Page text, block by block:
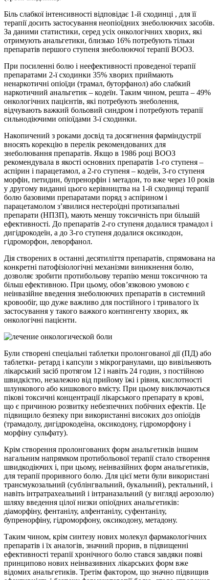
Біль слабкої інтенсивності відповідає 1-й сходинці , для її
терапії досить застосування неопіоїдних знеболюючих засобів.
За даними статистики, серед усіх онкологічних хворих, які
отримують анальгетики, близько 16% потребують тільки
препаратів першого ступеня знеболюючої терапії ВООЗ.
При посиленні болю і неефективності проведеної терапії
препаратами 2-ї сходинки 35% хворих приймають
ненаркотичні опіоїди (трамал, буторфанол) або слабкий
наркотичний анальгетик – кодеїн. Таким чином, решта – 49%
онкологічних пацієнтів, які потребують знеболення,
відчувають важкий больовий синдром і потребують терапії
сильнодіючими опіоїдами 3-ї сходинки.
Накопичений з роками досвід та досягнення фарміндустрії
вносять корекцію в перелік рекомендованих для
знеболювання препаратів. Якщо в 1986 році ВООЗ
рекомендувала в якості основних препаратів 1-го ступеня –
аспірин і парацетамол, а 2-го ступеня – кодеїн, 3-го ступеня
морфін, петидин, бупренорфін і метадон, то вже через 10 років
у другому виданні цього керівництва на 1-й сходинці терапії
болю базовими препаратами поряд з аспірином і
парацетамолом з’явилися нестероїдні протизапальні
препарати (НПЗП), мають меншу токсичність при більшій
ефективності. До препаратів 2-го ступеня додалися трамадол і
дигідрокодеїн, а до 3-го ступеня додалися оксикодон,
гідроморфон, леворфанол.
Дія створених в останні десятиліття препаратів, спрямована на
конкретні патофізіологічні механізми виникнення болю,
дозволяє зробити протибольову терапію менш токсичною та
більш ефективною. При цьому, обов’язковою умовою є
неінвазійне введення знеболюючих препаратів в системний
кровообіг, що дуже важливо для постійного і тривалого їх
застосування у такого важкого контингенту хворих, як
онкологічні пацієнти.
Були створені спеціальні таблетки пролонгованої дії (ПД) або
таблетки- ретард і капсули з мікрогранулами, що вивільняють
лікарський засіб протягом 12 і навіть 24 годин, з постійною
швидкістю, незалежно від прийому їжі і рівня, кислотності
шлункового або кишкового вмісту. При цьому виключаються
пікові токсичні концентрації лікарського препарату в крові,
що є причиною розвитку небезпечних побічних ефектів. Це
підвищило безпеку при використанні високих доз опіоїдів
(трамадолу, дигідрокодеїна, оксикодону, гідроморфону і
морфіну сульфату).
Крім створення пролонгованих форм анальгетиків іншим
нагальним напрямком протибольової терапії стало створення
швидкодіючих і, при цьому, неінвазійних форм анальгетиків,
для терапії проривного болю. Для цієї мети були використані
трансмукозальний (сублінгвальний, букальний), ректальний, і
навіть інтратрахеальний і інтраназальний (у вигляді аерозолю)
шляху введення цілої низки опіоїдних анальгетиків:
діаморфіну, фентанілу, алфентанілу, суфентанілу,
бупренорфіну, гідроморфону, оксикодону, метадону.
Таким чином, крім синтезу нових молекул фармакологічних
препаратів і їх аналогів, значний прорив, в підвищенні
ефективності терапії хронічного болю стався завдяки появі
принципово нових неінвазивних лікарських форм вже
відомих анальгетиків. Третім фактором, що значно підвищив